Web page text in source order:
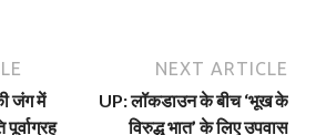
जंग में
NEXT ARTICLE
UP: लॉकडाउन के बीच ‘भूख के
विरुद्ध भात’ के लिए उपवास